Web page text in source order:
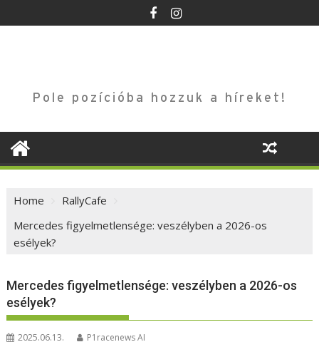
to
Pole pozícióba hozzuk a híreket!
Home
RallyCafe
Mercedes figyelmetlensége: veszélyben a 2026-os
esélyek?
Mercedes figyelmetlensége: veszélyben a 2026-os
esélyek?
2025.06.13.
P1racenews AI